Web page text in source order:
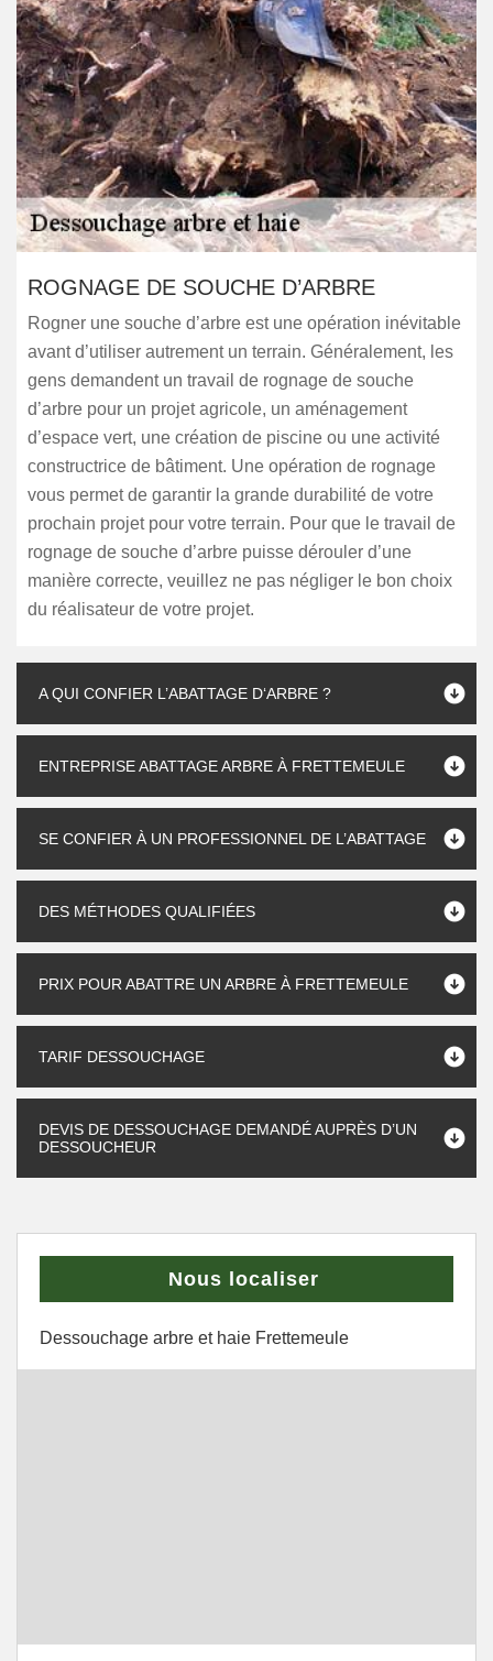
ROGNAGE DE SOUCHE D’ARBRE
Rogner une souche d’arbre est une opération inévitable
avant d’utiliser autrement un terrain. Généralement, les
gens demandent un travail de rognage de souche
d’arbre pour un projet agricole, un aménagement
d’espace vert, une création de piscine ou une activité
constructrice de bâtiment. Une opération de rognage
vous permet de garantir la grande durabilité de votre
prochain projet pour votre terrain. Pour que le travail de
rognage de souche d’arbre puisse dérouler d’une
manière correcte, veuillez ne pas négliger le bon choix
du réalisateur de votre projet.
A QUI CONFIER L’ABATTAGE D‘ARBRE ?
ENTREPRISE ABATTAGE ARBRE À FRETTEMEULE
SE CONFIER À UN PROFESSIONNEL DE L’ABATTAGE
DES MÉTHODES QUALIFIÉES
PRIX POUR ABATTRE UN ARBRE À FRETTEMEULE
TARIF DESSOUCHAGE
DEVIS DE DESSOUCHAGE DEMANDÉ AUPRÈS D’UN
DESSOUCHEUR
Nous localiser
Dessouchage arbre et haie Frettemeule